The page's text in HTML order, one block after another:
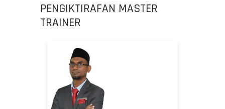
PENGIKTIRAFAN MASTER
TRAINER